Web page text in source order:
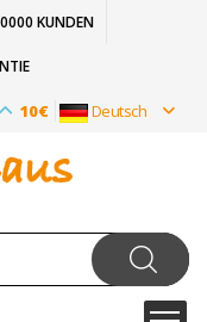
KUNDEN
10€ Deutsch